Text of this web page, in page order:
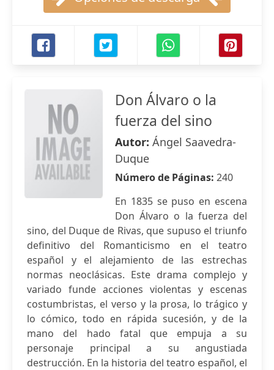
Don Álvaro o la
fuerza del sino
Autor: Ángel Saavedra-
Duque
Número de Páginas: 240
En 1835 se puso en escena
Don Álvaro o la fuerza del
sino, del Duque de Rivas, que supuso el triunfo
definitivo del Romanticismo en el teatro
español y el alejamiento de las estrechas
normas neoclásicas. Este drama complejo y
variado funde acciones violentas y escenas
costumbristas, el verso y la prosa, lo trágico y
lo cómico, todo en rápida sucesión, y de la
mano del hado fatal que empuja a su
personaje principal a su angustiada
destrucción. En la historia del teatro español, el